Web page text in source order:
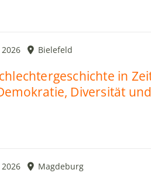
Bielefeld
in
Diversität und
Magdeburg